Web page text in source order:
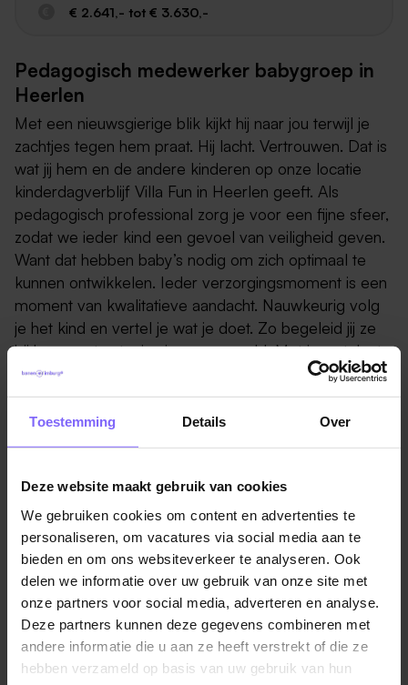
Toestemming Details Over
Deze website maakt gebruik van cookies
We gebruiken cookies om content en advertenties te
personaliseren, om vacatures via social media aan te
bieden en om ons websiteverkeer te analyseren. Ook
delen we informatie over uw gebruik van onze site met
onze partners voor social media, adverteren en analyse.
Deze partners kunnen deze gegevens combineren met
andere informatie die u aan ze heeft verstrekt of die ze
hebben verzameld op basis van uw gebruik van hun
€ 2.641,- tot € 3.630,-
Pedagogisch medewerker babygroep in
Heerlen
Met een nieuwsgierige blik kijkt hij naar jou terwijl je
zachtjes tegen hem praat. Hij lacht. Vertrouwen. Dat is
wat jij hem en de andere kinderen op onze locatie
kinderdagverblijf Villa Fun in Heerlen geeft. Als
pedagogisch professional zorg je voor een fijne sfeer,
zodat we ieder kind een gevoel van veiligheid geven.
Want dat hebben baby’s nodig om zich optimaal te
kunnen ontwikkelen. Ieder verzorgingsmoment is een
moment van kwalitatieve aandacht. Nauwkeurig volg
je het kind en vertel je wat je doet. Zo begeleid jij ze
bij hun eerste stapjes in onze wereld. Met jouw talent
en onze krachtige pedagogische visie dragen wij bij
aan dat ene mooie doel: optimale groei en bloei van
ieder kind.
Warm, invoelend. Geduldig.
Je bent positief ingesteld en neemt een rustige
sfeer mee.
Groot hart voor kinderen, en zij voor jou.
Iemand die moeiteloos activiteiten organiseert.
Je hebt plezier in je werk en vindt samendoen en
meedoen belangrijk.
Een doorzetter, met een kwalificerende opleiding